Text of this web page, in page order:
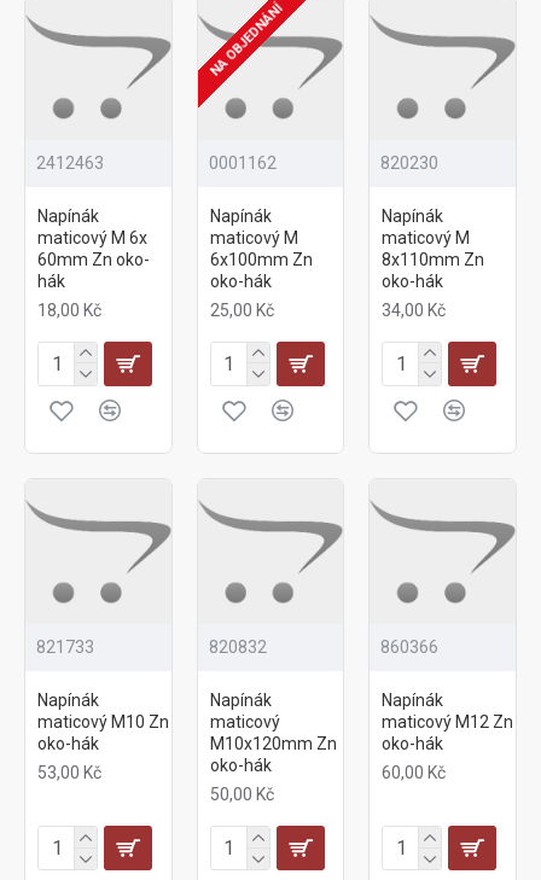
2412463
Napínák
maticový M 6x
60mm Zn oko-
hák
18,00 Kč
NA OBJEDNÁNÍ
0001162
Napínák
maticový M
6x100mm Zn
oko-hák
25,00 Kč
820230
Napínák
maticový M
8x110mm Zn
oko-hák
34,00 Kč
821733
Napínák
maticový M10 Zn
oko-hák
53,00 Kč
820832
Napínák
maticový
M10x120mm Zn
oko-hák
50,00 Kč
860366
Napínák
maticový M12 Zn
oko-hák
60,00 Kč